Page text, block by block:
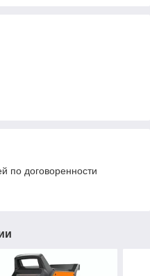
по договоренности